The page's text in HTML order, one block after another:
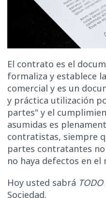
El contrato es el
formaliza y establece
comercial y es un
y práctica utilización
partes" y el
asumidas es
contratistas, siempre
partes contratantes
no haya defectos en el
Hoy usted sabrá TODO
Sociedad.